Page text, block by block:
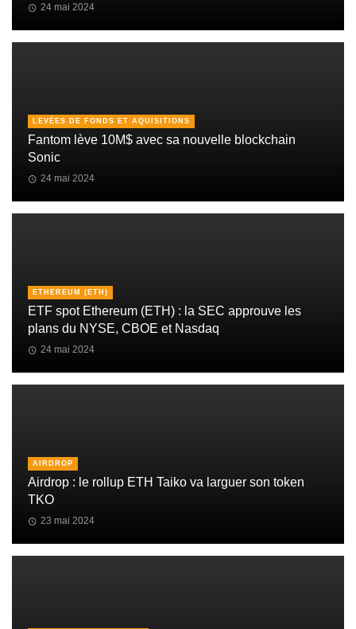
24 mai 2024
LEVÉES DE FONDS ET AQUISITIONS
Fantom lève 10M$ avec sa nouvelle blockchain
Sonic
24 mai 2024
ETHEREUM (ETH)
ETF spot Ethereum (ETH) : la SEC approuve les
plans du NYSE, CBOE et Nasdaq
24 mai 2024
AIRDROP
Airdrop : le rollup ETH Taiko va larguer son token
TKO
23 mai 2024